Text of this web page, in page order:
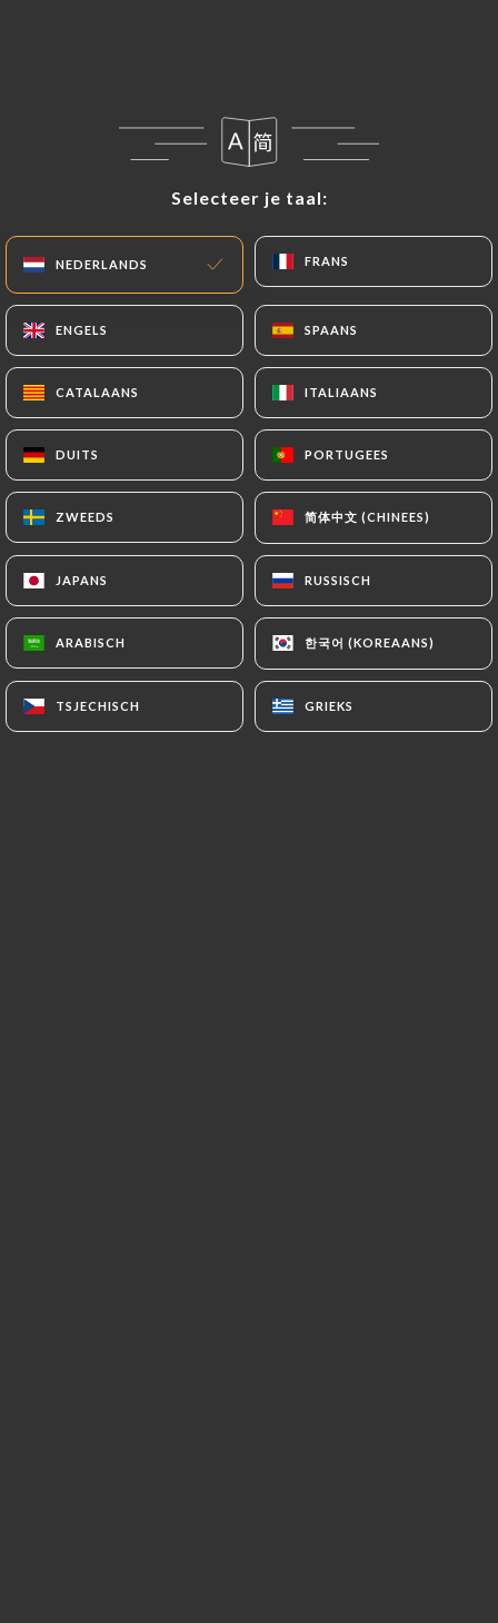
Selecteer je taal:
NEDERLANDS FRANS
ENGELS SPAANS
CATALAANS ITALIAANS
DUITS PORTUGEES
ZWEEDS 简体中文 (CHINEES)
JAPANS RUSSISCH
ARABISCH 한국어 (KOREAANS)
TSJECHISCH GRIEKS
Selecteer je taal:
NEDERLANDS FRANS
ENGELS SPAANS
CATALAANS ITALIAANS
DUITS PORTUGEES
ZWEEDS 简体中文 (CHINEES)
JAPANS RUSSISCH
ARABISCH 한국어 (KOREAANS)
TSJECHISCH GRIEKS